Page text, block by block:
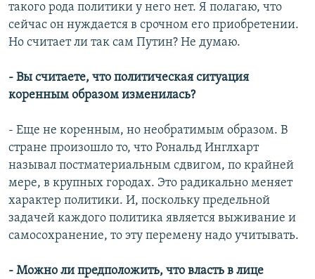
такого рода политики у него нет. Я полагаю, что
сейчас он нуждается в срочном его приобретении.
Но считает ли так сам Путин? Не думаю.
- Вы считаете, что политическая ситуация
коренным образом изменилась?
- Еще не коренным, но необратимым образом. В
стране произошло то, что Рональд Инглхарт
называл постматериальным сдвигом, по крайней
мере, в крупных городах. Это радикально меняет
характер политики. И, поскольку предельной
задачей каждого политика является выживание и
самосохранение, то эту перемену надо учитывать.
- Можно ли предположить, что власть в лице